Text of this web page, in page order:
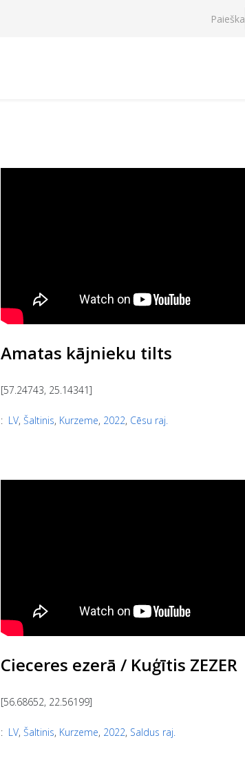
Paieška
Amatas kājnieku tilts
[57.24743, 25.14341]
: LV, Šaltinis, Kurzeme, 2022, Cēsu raj.
Cieceres ezerā / Kuģītis ZEZER
[56.68652, 22.56199]
: LV, Šaltinis, Kurzeme, 2022, Saldus raj.